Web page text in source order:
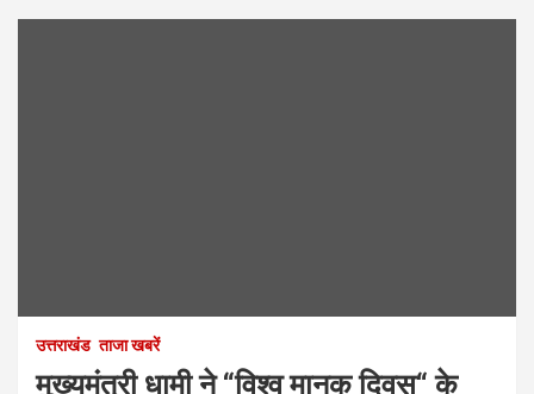
उत्तराखंड ताजा खबरें
मुख्यमंत्री धामी ने “विश्व मानक दिवस“ के